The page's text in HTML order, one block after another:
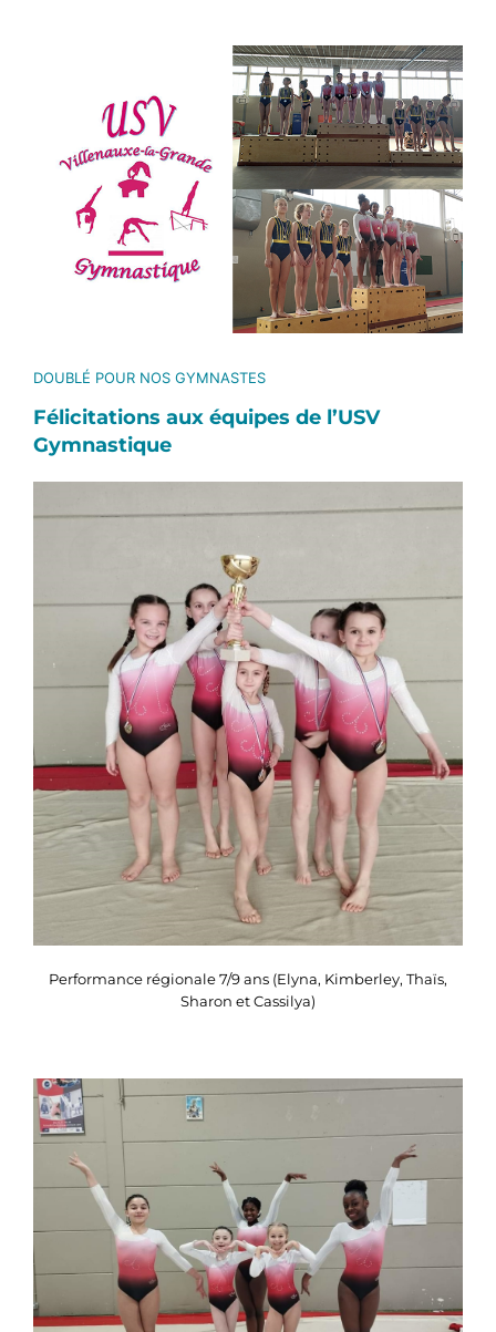
DOUBLÉ POUR NOS GYMNASTES
Félicitations aux équipes de l’USV
Gymnastique
Performance régionale 7/9 ans (Elyna, Kimberley, Thaïs,
Sharon et Cassilya)